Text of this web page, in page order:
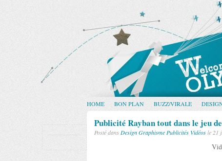
HOME BON PLAN BUZZ/VIRALE
Publicité Rayban tout dans le jeu
Posté dans DesignGraphisme Publicités Vidéosle 21